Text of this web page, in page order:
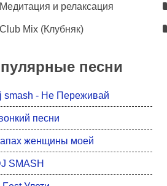
Медитация и релаксация
Club Mix (Клубняк)
песни
smash - Не Переживай
песни
женщины моей
SMASH